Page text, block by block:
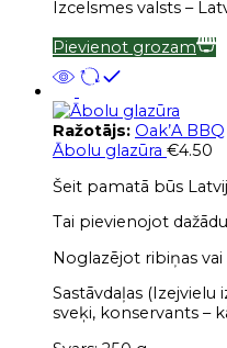
Izcelsmes valsts –
Pievienot grozam
Ražotājs: Oak’A BBQ
Ābolu glazūra €4.50
Šeit pamatā būs
Tai pievienojot
Noglazējot ribiņas
Sastāvdaļas
sveķi, konservants –